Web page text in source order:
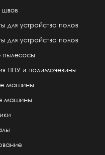
швов
для устройства полов
для устройства полов
ППУ и полимочевины
машины
машины